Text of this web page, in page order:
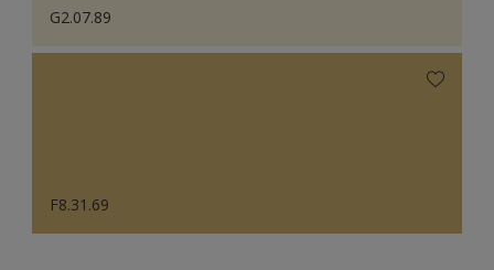
G2.07.89
F8.31.69